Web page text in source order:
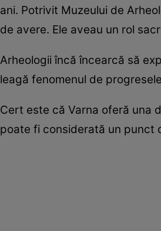
ani. Potrivit Muzeului de
de avere. Ele aveau un rol
Arheologii încă încearcă să
leagă fenomenul de
Cert este că Varna oferă una
poate fi considerată un punct